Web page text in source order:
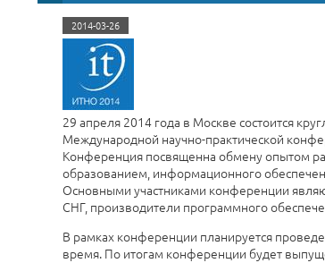
2014-03-26
29 апреля 2014 года в Москве состоится
Международной научно-практической
Конференция посвященна обмену опытом
образованием, информационного
Основными участниками конференции
СНГ, производители программного
В рамках конференции планируется
время. По итогам конференции будет